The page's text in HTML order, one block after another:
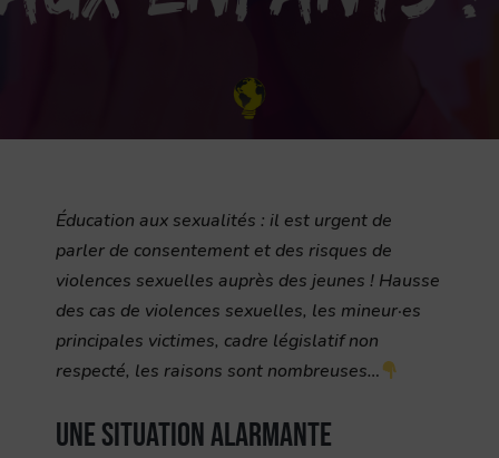
Éducation aux sexualités : il est urgent de
parler de consentement et des risques de
violences sexuelles auprès des jeunes ! Hausse
des cas de violences sexuelles, les mineur·es
principales victimes, cadre législatif non
respecté, les raisons sont nombreuses…
Une situation alarmante